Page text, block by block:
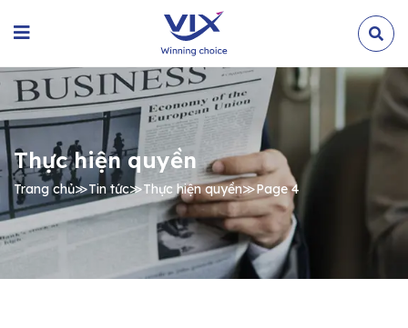
Thực hiện quyền
Trang chủ≫Tin tức≫Thực hiện quyền≫Page 4